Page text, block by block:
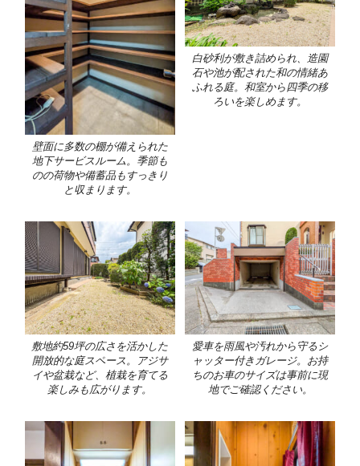
壁面に多数の棚が備えられた
地下サービスルーム。季節も
のの荷物や備蓄品もすっきり
と収まります。
白砂利が敷き詰められ、造園
石や池が配された和の情緒あ
ふれる庭。和室から四季の移
ろいを楽しめます。
敷地約59坪の広さを活かした
開放的な庭スペース。アジサ
イや盆栽など、植栽を育てる
楽しみも広がります。
愛車を雨風や汚れから守るシ
ャッター付きガレージ。お持
ちのお車のサイズは事前に現
地でご確認ください。